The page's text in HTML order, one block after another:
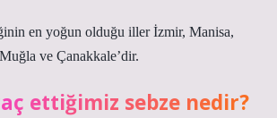
en yoğun olduğu iller İzmir, Manisa,
ve Çanakkale’dir.
ettiğimiz sebze nedir?